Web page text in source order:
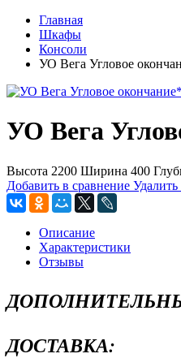
Главная
Шкафы
Консоли
УО Вега Угловое
УО Вега
Высота 2200 Ширина 400
Добавить в сравнение Удалить
Описание
Характеристики
Отзывы
ДОСТАВКА: